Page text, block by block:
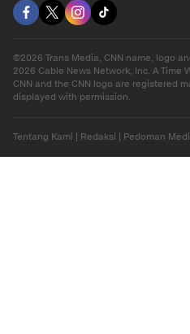
©2026 Trans Media, CNN name, logo
2026 Cable News Network, Inc. A Time
CNN and the CNN logo are registered
displayed with permission.
Tentang Kami | Redaksi | Pedoman